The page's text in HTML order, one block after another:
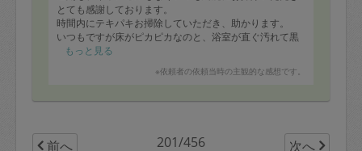
とても感謝しております。
時間内にテキパキお掃除していただき、助かります。
いつもですが床がピカピカなのと、浴室が直ぐ汚れて黒
カビが発生するのですが毎回綺麗になっております。
もっと見る
※依頼者の依頼当時の主観的な感想です。
前へ 201/456 次へ